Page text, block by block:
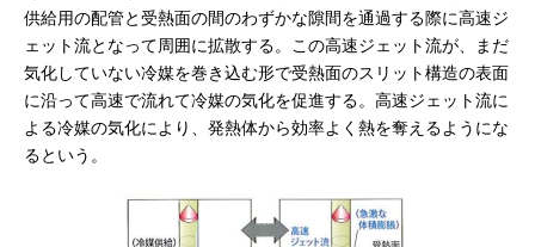
供給用の配管と受熱面の間のわずかな隙間を通過する際に高速ジ
ェット流となって周囲に拡散する。この高速ジェット流が、まだ
気化していない冷媒を巻き込む形で受熱面のスリット構造の表面
に沿って高速で流れて冷媒の気化を促進する。高速ジェット流に
よる冷媒の気化により、発熱体から効率よく熱を奪えるようにな
るという。